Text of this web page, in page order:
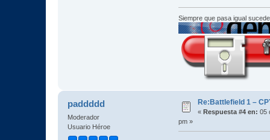
Siempre que pasa igual
paddddd
Moderador
Usuario Héroe
Re:Battlefield 1 –
« Respuesta #4 en: 05
pm »